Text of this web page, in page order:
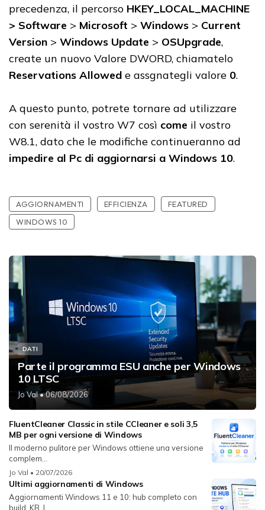
precedenza, il percorso HKEY_LOCAL_MACHINE
> Software > Microsoft > Windows > Current
Version > Windows Update > OSUpgrade,
create un nuovo Valore DWORD, chiamatelo
Reservations Allowed e assgnategli valore 0.
A questo punto, potrete tornare ad utilizzare
con serenità il vostro W7 così come il vostro
W8.1, dato che le modifiche continueranno ad
impedire al Pc di aggiornarsi a Windows 10.
AGGIORNAMENTI EFFICIENZA
FEATURED
WINDOWS 10
DATI
Parte il programma ESU anche per Windows
10 LTSC
Jo Val• 06/08/2026
FluentCleaner Classic in stile CCleaner e soli 3,5
MB per ogni versione di Windows
Il moderno pulitore per Windows ottiene una versione
complem...
Jo Val • 20/07/2026
Ultimi aggiornamenti di Windows
Aggiornamenti Windows 11 e 10: hub completo con
build, KB, l...